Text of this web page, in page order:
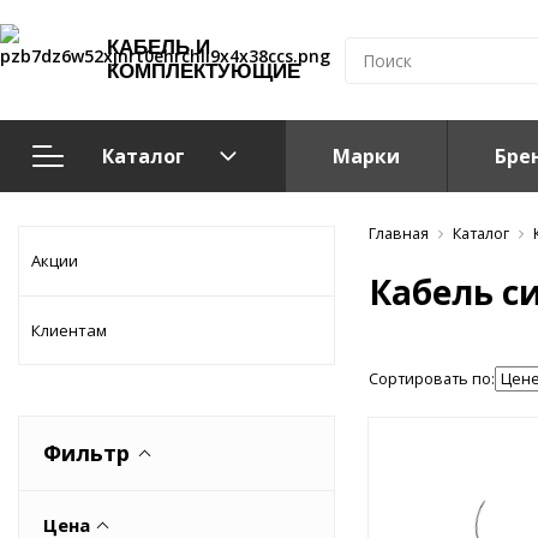
КАБЕЛЬ И
КОМПЛЕКТУЮЩИЕ
Каталог
Кабельно-проводниковая продукция
Марки
Акции
Клиентам
Фильтр
Цена
Главная Каталог
Кабель
Сортировать по: